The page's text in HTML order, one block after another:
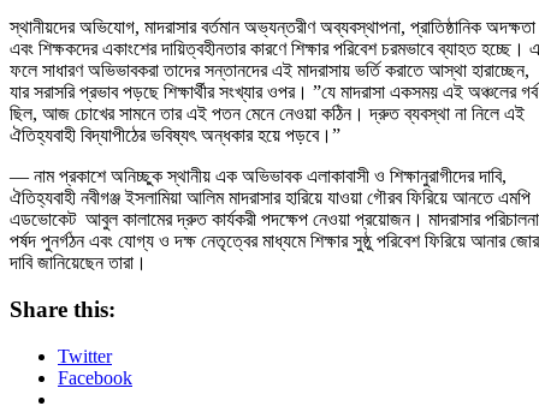
​স্থানীয়দের অভিযোগ, মাদরাসার বর্তমান অভ্যন্তরীণ অব্যবস্থাপনা, প্রাতিষ্ঠানিক অদক্ষতা
এবং শিক্ষকদের একাংশের দায়িত্বহীনতার কারণে শিক্ষার পরিবেশ চরমভাবে ব্যাহত হচ্ছে।
ফলে সাধারণ অভিভাবকরা তাদের সন্তানদের এই মাদরাসায় ভর্তি করাতে আস্থা হারাচ্ছেন,
যার সরাসরি প্রভাব পড়ছে শিক্ষার্থীর সংখ্যার ওপর। ​”যে মাদরাসা একসময় এই অঞ্চলের গর্ব
ছিল, আজ চোখের সামনে তার এই পতন মেনে নেওয়া কঠিন। দ্রুত ব্যবস্থা না নিলে এই
ঐতিহ্যবাহী বিদ্যাপীঠের ভবিষ্যৎ অন্ধকার হয়ে পড়বে।”
— নাম প্রকাশে অনিচ্ছুক স্থানীয় এক অভিভাবক এলাকাবাসী ও শিক্ষানুরাগীদের দাবি,
ঐতিহ্যবাহী নবীগঞ্জ ইসলামিয়া আলিম মাদরাসার হারিয়ে যাওয়া গৌরব ফিরিয়ে আনতে এমপি
এডভোকেট আবুল কালামের দ্রুত কার্যকরী পদক্ষেপ নেওয়া প্রয়োজন। মাদরাসার পরিচালনা
পর্ষদ পুনর্গঠন এবং যোগ্য ও দক্ষ নেতৃত্বের মাধ্যমে শিক্ষার সুষ্ঠু পরিবেশ ফিরিয়ে আনার জোর
দাবি জানিয়েছেন তারা।
Share this:
Twitter
Facebook